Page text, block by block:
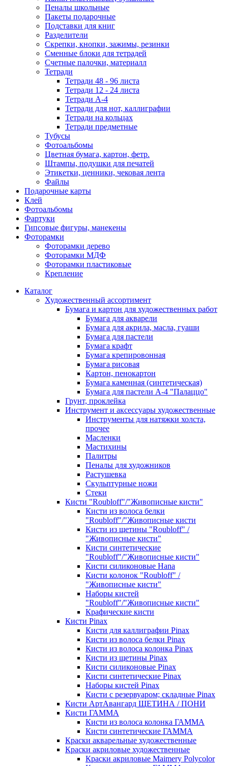
Пеналы школьные
Пакеты подарочные
Подставки для книг
Разделители
Скрепки, кнопки, зажимы, резинки
Сменные блоки для тетрадей
Счетные палочки, материалл
Тетради
Тетради 48 - 96 листа
Тетради 12 - 24 листа
Тетради А-4
Тетради для нот, каллиграфии
Тетради на кольцах
Тетради предметные
Тубусы
Фотоальбомы
Цветная бумага, картон, фетр.
Штампы, подушки для печатей
Этикетки, ценники, чековая лента
Файлы
Подарочные карты
Клей
Фотоальбомы
Фартуки
Гипсовые фигуры, манекены
Фоторамки
Фоторамки дерево
Фоторамки МДФ
Фоторамки пластиковые
Крепление
Каталог
Художественный ассортимент
Бумага и картон для художественных работ
Бумага для акварели
Бумага для акрила, масла, гуаши
Бумага для пастели
Бумага крафт
Бумага крепировонная
Бумага рисовая
Картон, пенокартон
Бумага каменная (синтетическая)
Бумага для пастели А-4 "Палаццо"
Грунт, проклейка
Инструмент и аксессуары художественные
Инструменты для натяжки холста,
прочее
Масленки
Мастихины
Палитры
Пеналы для художников
Растушевка
Скульптурные ножи
Стеки
Кисти "Roubloff"/"Живописные кисти"
Кисти из волоса белки
"Roubloff"/"Живописные кисти
Кисти из щетины "Roubloff" /
"Живописные кисти"
Кисти синтетические
"Roubloff"/"Живописные кисти"
Кисти силиконовые Hana
Кисти колонок "Roubloff" /
"Живописные кисти"
Наборы кистей
"Roubloff"/"Живописные кисти"
Крафические кисти
Кисти Pinax
Кисти для каллиграфии Pinax
Кисти из волоса белки Pinax
Кисти из волоса колонка Pinax
Кисти из щетины Pinax
Кисти силиконовые Pinax
Кисти синтетические Pinax
Наборы кистей Pinax
Кисти с резервуаром; складные Pinax
Кисти АртАвангард ЩЕТИНА / ПОНИ
Кисти ГАММА
Кисти из волоса колонка ГАММА
Кисти синтетические ГАММА
Краски акварельные художественные
Краски акриловые художественные
Краски акриловые Maimery Polycolor